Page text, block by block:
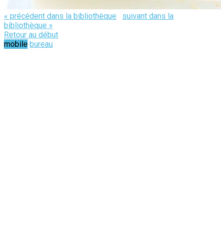
« précédent dans la bibliothèque
suivant dans la
bibliothèque »
Retour au début
mobile bureau